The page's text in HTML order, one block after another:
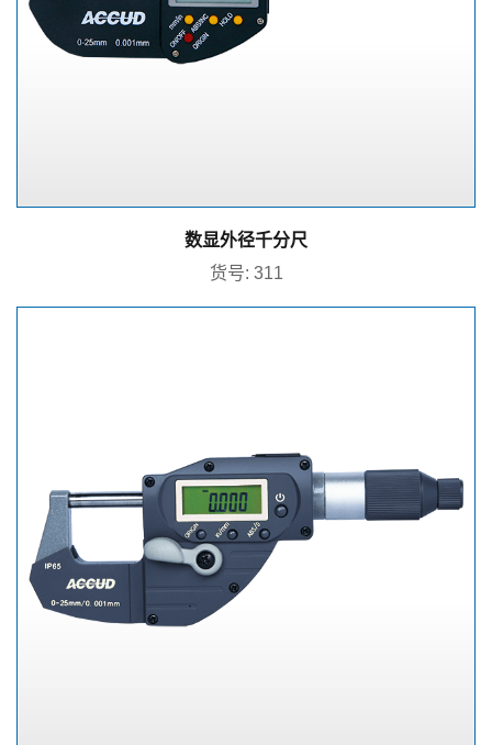
数显外径千分尺
货号: 311